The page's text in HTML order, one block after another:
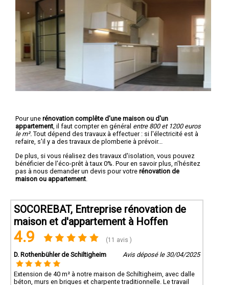
Pour une rénovation complête d'une maison ou d'un
appartement , il faut compter en général entre 800 et 1200 euros
le m². Tout dépend des travaux à effectuer : si l'électricité est à
refaire, s'il y a des travaux de plomberie à prévoir...
De plus, si vous réalisez des travaux d'isolation, vous pouvez
bénéficier de l'éco-prêt à taux 0%. Pour en savoir plus, n'hésitez
pas à nous demander un devis pour votre rénovation de
maison ou appartement
SOCOREBAT, Entreprise rénovation de
maison et d'appartement à Hoffen
4.9 (11 avis )
D. Rothenbühler de Schiltigheim Avis déposé le 30/04/2025
Extension de 40 m² à notre maison de Schiltigheim, avec dalle
béton, murs en briques et charpente traditionnelle. Le travail